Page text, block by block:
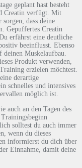
geplant hast besteht
Creatin verfügt. Mit
dass deine
Gepuffertes Creatin
erfährst eine deutliche
beeinflusst. Ebenso
Muskelaufbau.
Produkt verwenden,
erzielen möchtest.
derartige
schnelles und intensives
möglich ist.
auch an den Tagen des
solltest du auch immer
wenn du dieses
informierst du dich über
Einnahme, damit deine